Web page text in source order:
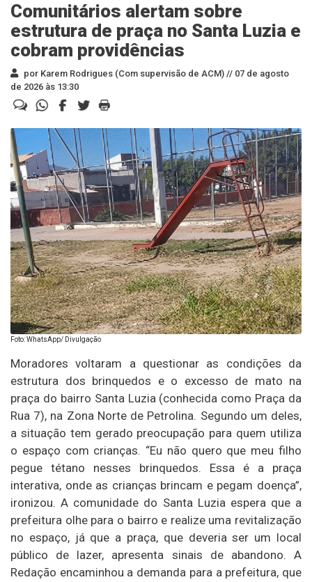
Comunitários alertam sobre
estrutura de praça no Santa Luzia e
cobram providências
por Karem Rodrigues (Com supervisão de ACM) // 07 de agosto
de 2026 às 13:30
Foto: WhatsApp/ Divulgação
Moradores voltaram a questionar as condições da
estrutura dos brinquedos e o excesso de mato na
praça do bairro Santa Luzia (conhecida como Praça da
Rua 7), na Zona Norte de Petrolina. Segundo um deles,
a situação tem gerado preocupação para quem utiliza
o espaço com crianças. “Eu não quero que meu filho
pegue tétano nesses brinquedos. Essa é a praça
interativa, onde as crianças brincam e pegam doença”,
ironizou. A comunidade do Santa Luzia espera que a
prefeitura olhe para o bairro e realize uma revitalização
no espaço, já que a praça, que deveria ser um local
público de lazer, apresenta sinais de abandono. A
Redação encaminhou a demanda para a prefeitura, que